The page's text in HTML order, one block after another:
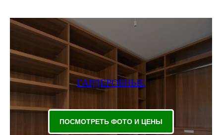
ГАРДЕРОБНЫЕ
ПОСМОТРЕТЬ ФОТО И ЦЕНЫ